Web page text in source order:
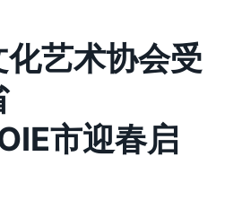
艺术协会受
市迎春启